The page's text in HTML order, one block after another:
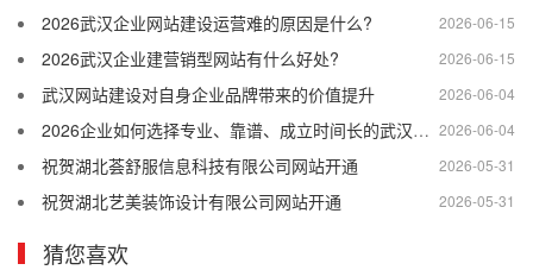
2026-06-15
2026武汉企业网站建设运营难的原因是什么?
2026-06-15
2026武汉企业建营销型网站有什么好处?
2026-06-04
武汉网站建设对自身企业品牌带来的价值提升
2026-06-04
2026企业如何选择专业、靠谱、成立时间长的武汉网站建设公司
2026-05-31
祝贺湖北荟舒服信息科技有限公司网站开通
2026-05-31
祝贺湖北艺美装饰设计有限公司网站开通
猜您喜欢